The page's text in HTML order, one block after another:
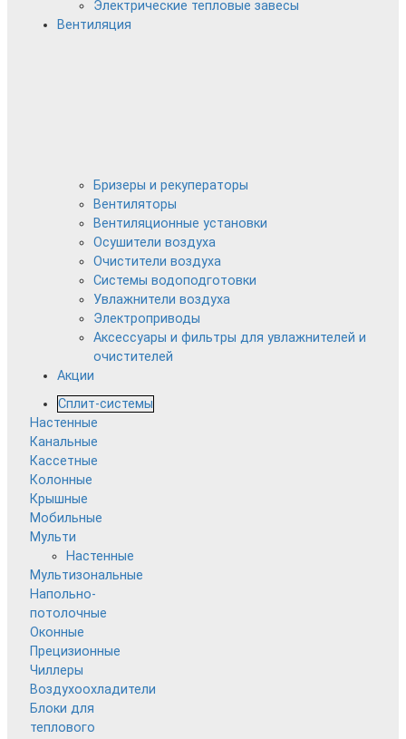
Электрические тепловые завесы
Вентиляция
Бризеры и рекуператоры
Вентиляторы
Вентиляционные установки
Осушители воздуха
Очистители воздуха
Системы водоподготовки
Увлажнители воздуха
Электроприводы
Аксессуары и фильтры для увлажнителей и
очистителей
Акции
Сплит-системы
Настенные
Канальные
Кассетные
Колонные
Крышные
Мобильные
Мульти
Настенные
Мультизональные
Напольно-
потолочные
Оконные
Прецизионные
Чиллеры
Воздухоохладители
Блоки для
теплового